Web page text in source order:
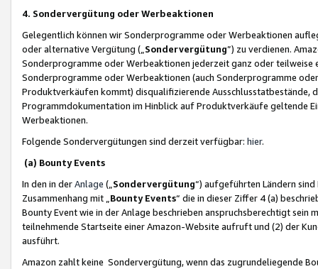
4. Sondervergütung oder Werbeaktionen
Gelegentlich können wir Sonderprogramme oder Werbeaktionen
oder alternative Vergütung („ Sondervergütung”) zu verdienen.
Sonderprogramme oder Werbeaktionen jederzeit ganz oder
Sonderprogramme oder Werbeaktionen (auch Sonderprogramme
Produktverkäufen kommt) disqualifizierende Ausschlusstatbestände,
Programmdokumentation im Hinblick auf Produktverkäufe geltende
Werbeaktionen.
Folgende Sondervergütungen sind derzeit verfügbar: hier.
(a) Bounty Events
In den in derAnlage („ Sondervergütung“) aufgeführten Ländern
Zusammenhang mit „ Bounty Events“ die in dieser Ziffer 4 (a)
Bounty Event wie in der Anlage beschrieben anspruchsberechtigt sein
teilnehmende Startseite einer Amazon-Website aufruft und (2) der
ausführt.
Amazon zahlt keine Sondervergütung, wenn das zugrundeliegende